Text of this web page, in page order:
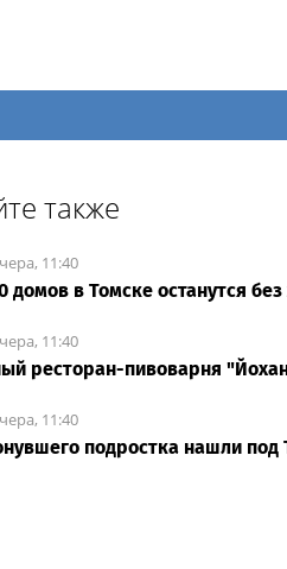
также
11:40
домов в Томске останутся
11:40
ресторан-пивоварня
11:40
подростка нашли под